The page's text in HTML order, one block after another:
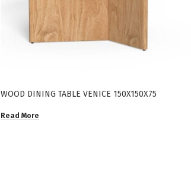
WOOD DINING TABLE VENICE 150X150X75
Read More